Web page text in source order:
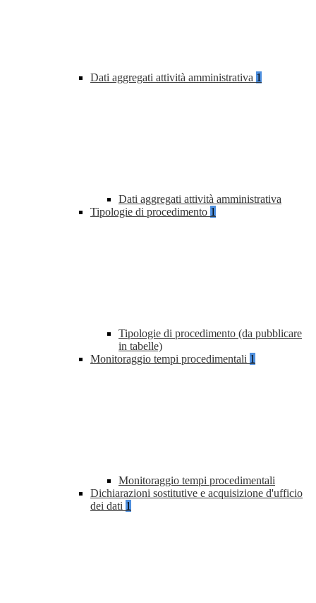
Dati aggregati attività amministrativa 1
Dati aggregati attività amministrativa
Tipologie di procedimento 1
Tipologie di procedimento (da pubblicare
in tabelle)
Monitoraggio tempi procedimentali 1
Monitoraggio tempi procedimentali
Dichiarazioni sostitutive e acquisizione d'ufficio
dei dati 1